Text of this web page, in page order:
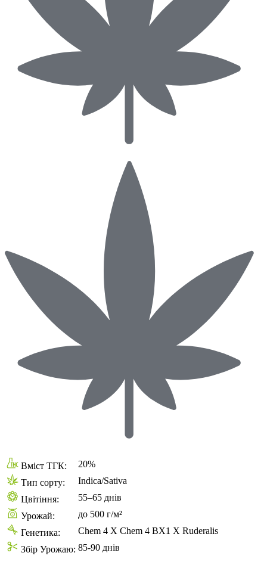
Вміст ТГК:
20%
Тип сорту:
Indica/Sativa
Цвітіння:
55–65 днів
Урожай:
до 500 г/м²
Генетика:
Chem 4 X Chem 4 BX1 X Ruderalis
Збір Урожаю: 85-90 днів